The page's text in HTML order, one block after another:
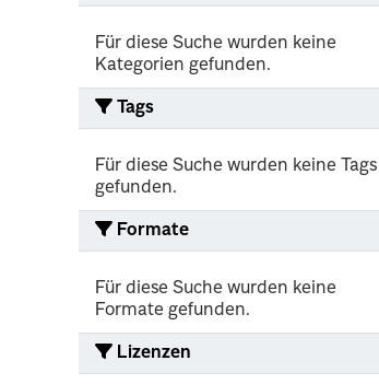
Für diese Suche wurden keine
Kategorien gefunden.
Tags
Für diese Suche wurden keine Tags
gefunden.
Formate
Für diese Suche wurden keine
Formate gefunden.
Lizenzen